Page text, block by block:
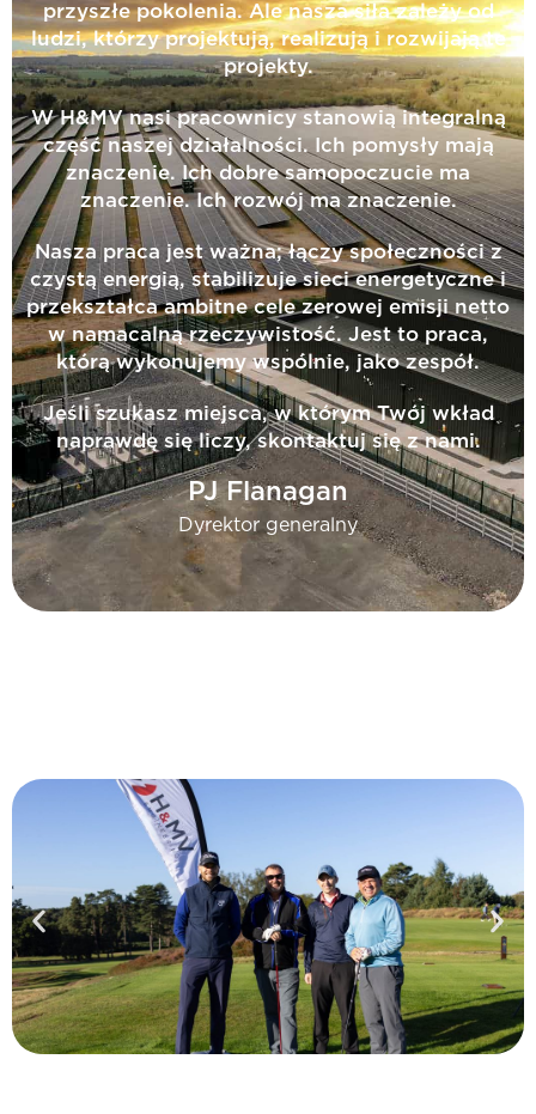
przyszłe pokolenia. Ale nasza siła zależy od
ludzi, którzy projektują, realizują i rozwijają te
projekty.
W H&MV nasi pracownicy stanowią integralną
część naszej działalności. Ich pomysły mają
znaczenie. Ich dobre samopoczucie ma
znaczenie. Ich rozwój ma znaczenie.
Nasza praca jest ważna; łączy społeczności z
czystą energią, stabilizuje sieci energetyczne i
przekształca ambitne cele zerowej emisji netto
w namacalną rzeczywistość. Jest to praca,
którą wykonujemy wspólnie, jako zespół.
Jeśli szukasz miejsca, w którym Twój wkład
naprawdę się liczy, skontaktuj się z nami.
PJ Flanagan
Dyrektor generalny